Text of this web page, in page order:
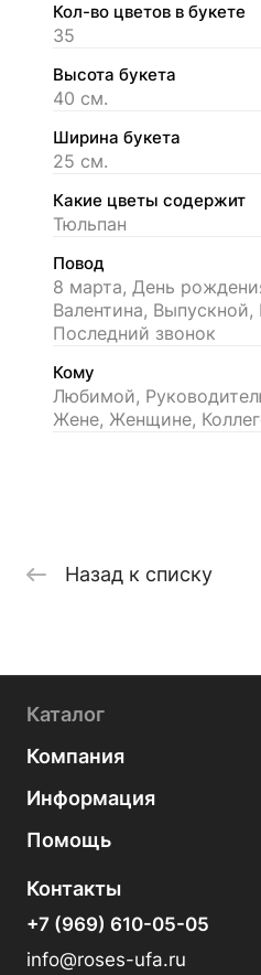
Кол-во цветов в букете
35
Высота букета
40 см.
Ширина букета
25 см.
Какие цветы содержит
Тюльпан
Повод
8 марта, День
Валентина,
Последний звонок
Кому
Любимой,
Жене, Женщине,
Назад к списку
Каталог
Компания
Информация
Помощь
Контакты
+7 (969) 610-05-05
info@roses-ufa.ru